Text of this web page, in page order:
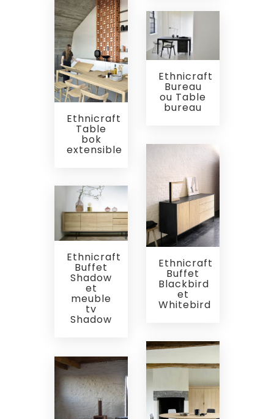
Ethnicraft
Table
bok
extensible
Ethnicraft
Bureau
ou Table
bureau
Ethnicraft
Buffet
Blackbird
et
Whitebird
Ethnicraft
Buffet
Shadow
et
meuble
tv
Shadow